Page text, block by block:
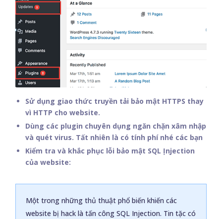
Sử dụng giao thức truyền tải bảo mật HTTPS thay
vì HTTP cho website.
Dùng các plugin chuyên dụng ngăn chặn xâm nhập
và quét virus. Tất nhiên là có tính phí nhé các bạn
Kiểm tra và khắc phục lỗi bảo mật SQL Ịnjection
của website:
Một trong những thủ thuật phổ biến khiến các
website bị hack là tấn công SQL Injection. Tin tặc có